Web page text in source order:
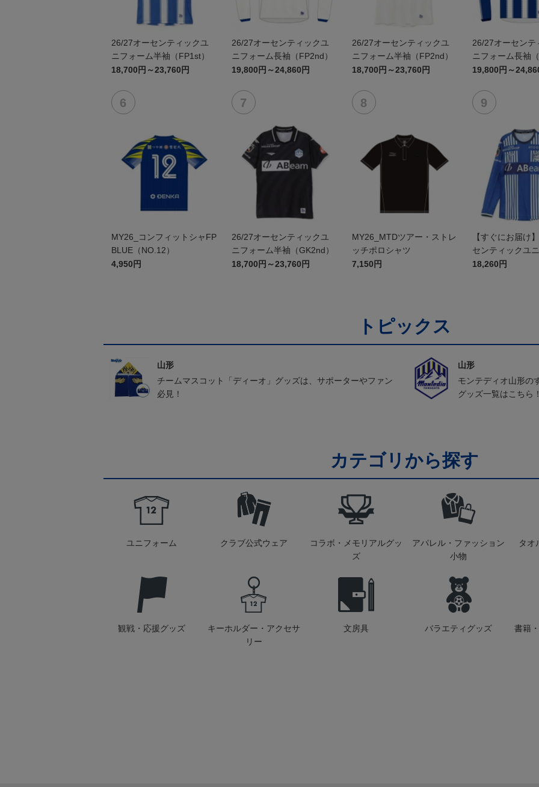
26/27オーセンティックユ
ニフォーム半袖（FP1st）
18,700円～23,760円
26/27オーセンティックユ
ニフォーム長袖（FP2nd）
19,800円～24,860円
26/27オーセンティックユ
ニフォーム半袖（FP2nd）
18,700円～23,760円
26/27オーセンテ
ニフォーム長袖
19,800円～
MY26_コンフィットシャFP
BLUE（NO.12）
4,950円
26/27オーセンティックユ
ニフォーム半袖（GK2nd）
18,700円～23,760円
MY26_MTDツアー・ストレ
ッチポロシャツ
7,150円
【すぐにお届け
センティックユ
FP1st（長袖）
18,260円
トピックス
山形
チームマスコット「ディーオ」グッズは、サポーターやファン
必見！
山形
モンテディオ山形の
グッズ一覧はこちら
カテゴリから探す
ユニフォーム クラブ公式ウェア
コラボ・メモリアルグッ
ズ
アパレル・ファッション
小物
タオ
観戦・応援グッズ
キーホルダー・アクセサ
リー
文房具 バラエティグッズ 書籍